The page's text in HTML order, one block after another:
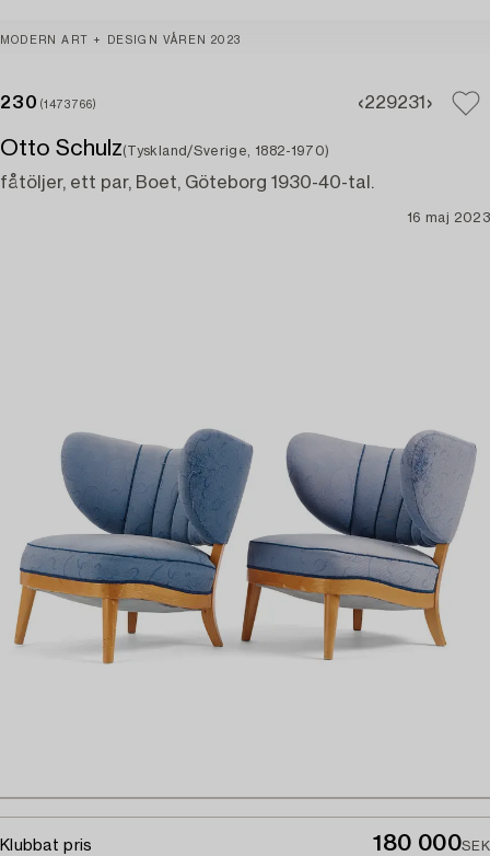
MODERN ART + DESIGN VÅREN 2023
230 (1473766) 229231
Otto Schulz(Tyskland/Sverige, 1882-1970)
fåtöljer, ett par, Boet, Göteborg 1930-40-tal.
16 maj 2023
Klubbat pris 180 000SEK